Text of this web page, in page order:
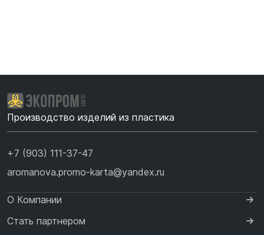
Производство изделий из пластика
+7 (903) 111-37-47
aromanova.promo-karta@yandex.ru
О Компании
Стать партнером